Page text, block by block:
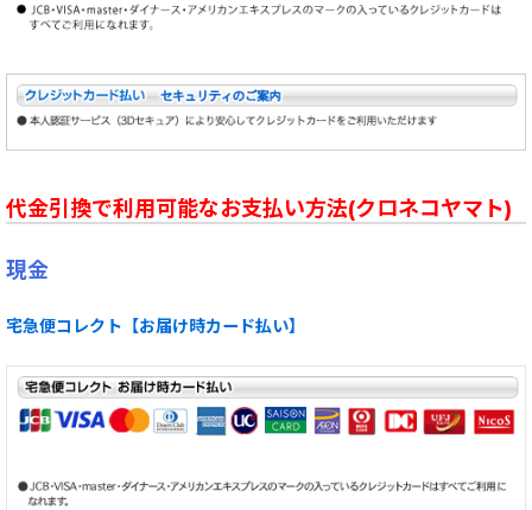
代金引換で利用可能なお支払い方法(クロネコヤマト)
現金
宅急便コレクト【お届け時カード払い】